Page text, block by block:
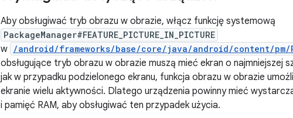
Aby obsługiwać tryb obrazu w obrazie, włącz funkcję systemową
PackageManager#FEATURE_PICTURE_IN_PICTURE
w /android/frameworks/base/core/java/android/content/pm/
obsługujące tryb obrazu w obrazie muszą mieć ekran o najmniejszej
jak w przypadku podzielonego ekranu, funkcja obrazu w obrazie
ekranie wielu aktywności. Dlatego urządzenia powinny mieć
i pamięć RAM, aby obsługiwać ten przypadek użycia.